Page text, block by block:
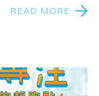
READ MORE